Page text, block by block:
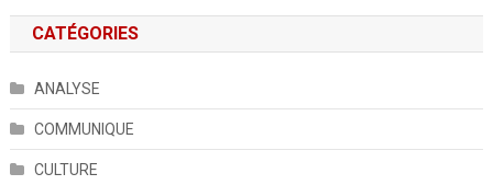
CATÉGORIES
ANALYSE
COMMUNIQUE
CULTURE